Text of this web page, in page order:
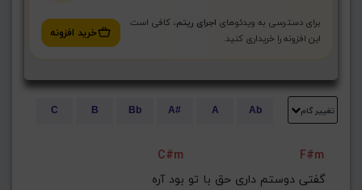
برای دسترسی به ویدئوهای اجرای ریتم، کافی است
این افزونه را خریداری کنید.
خرید افزونه
تغییر گام Ab
A
A#
Bb
B
C
C#m
F#m
گفتی دوستم داری حق با تو بود آره